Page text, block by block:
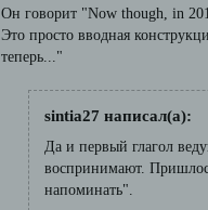
Он говорит "Now though, in
Это просто вводная
теперь..."
sintia27 написал(а):
Да и первый глагол
воспринимают.
напоминать".